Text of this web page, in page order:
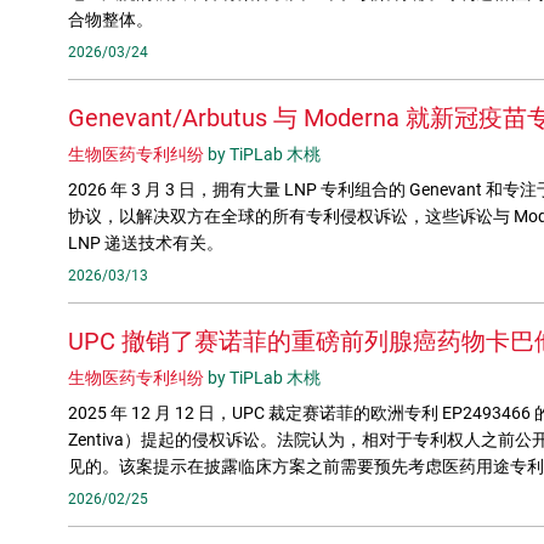
合物整体。
2026/03/24
Genevant/Arbutus 与 Moderna 就新冠疫苗
生物医药专利纠纷 by TiPLab 木桃
2026 年 3 月 3 日，拥有大量 LNP 专利组合的 Genevant 和专
协议，以解决双方在全球的所有专利侵权诉讼，这些诉讼与
LNP 递送技术有关。
2026/03/13
UPC 撤销了赛诺菲的重磅前列腺癌药物卡
生物医药专利纠纷 by TiPLab 木桃
2025 年 12 月 12 日，UPC 裁定赛诺菲的欧洲专利
Zentiva）提起的侵权诉讼。法院认为，相对于专利权人之前公
见的。该案提示在披露临床方案之前需要预先考虑医药用途专
2026/02/25